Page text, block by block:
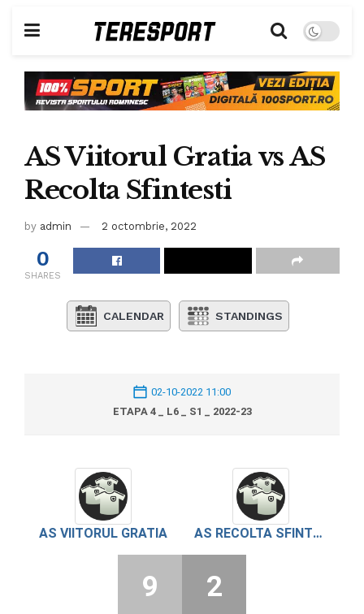
AS Viitorul Gratia vs AS
Recolta Sfintesti
by admin 2 octombrie, 2022
0
SHARES
CALENDAR STANDINGS
02-10-2022 11:00
ETAPA 4 _ L6 _ S1 _ 2022-23
AS VIITORUL GRATIA AS RECOLTA SFINTESTI
9 2